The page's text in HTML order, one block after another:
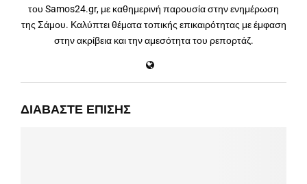
του Samos24.gr, με καθημερινή παρουσία στην ενημέρωση
της Σάμου. Καλύπτει θέματα τοπικής επικαιρότητας με έμφαση
στην ακρίβεια και την αμεσότητα του ρεπορτάζ.
ΔΙΑΒΆΣΤΕ ΕΠΊΣΗΣ